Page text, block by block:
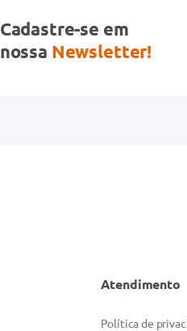
Cadastre-se em
nossa Newsletter!
Atendimento
Política de